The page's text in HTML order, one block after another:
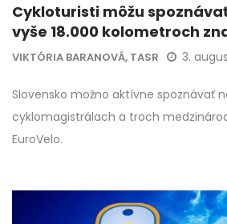
Cykloturisti môžu
vyše 18.000 kolometroch
VIKTÓRIA BARANOVÁ, TASR 3.
Slovensko možno aktívne spoznávať
cyklomagistrálach a troch
EuroVelo.